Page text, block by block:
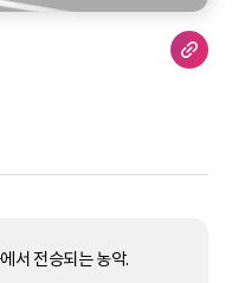
서 전승되는 농악.